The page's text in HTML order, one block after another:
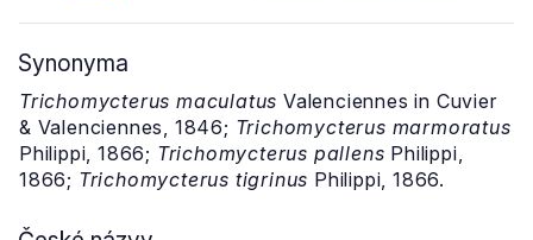
Synonyma
Trichomycterus maculatus Valenciennes in Cuvier
& Valenciennes, 1846; Trichomycterus marmoratus
Philippi, 1866; Trichomycterus pallens Philippi,
1866; Trichomycterus tigrinus Philippi, 1866.